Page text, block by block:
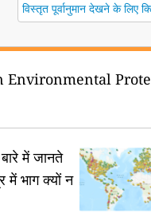
विस्तृत पूर्वानुमान देखने के लिए
Environmental
में जानते
में भाग क्यों न